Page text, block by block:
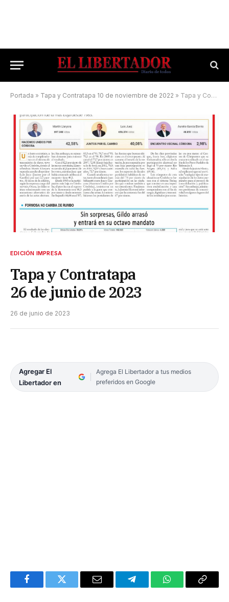
Portada » Tapa y Contratapa 10 de noviembre de 2022 » Tapa y Contratapa 26 de junio de 2023
EDICIÓN IMPRESA
Tapa y Contratapa
26 de junio de 2023
26 de junio de 2023
Agregar El
Libertador en
Agrega El Libertador a tus medios
preferidos en Google
FacebookTwitter Email TelegramWhatsAppCopy